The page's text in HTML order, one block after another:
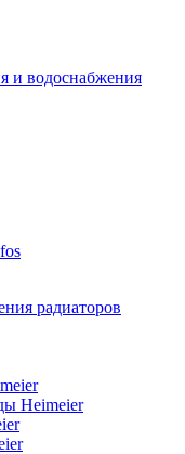
и водоснабжения
радиаторов
Heimeier